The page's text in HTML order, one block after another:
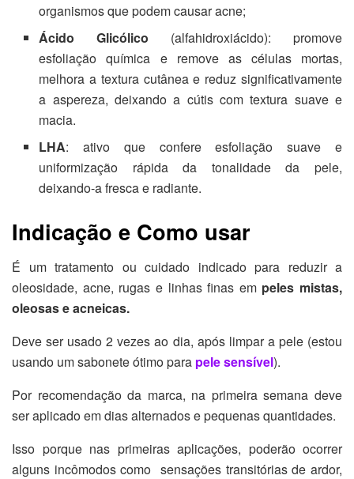
organismos que podem causar acne;
Ácido Glicólico (alfahidroxiácido): promove
esfoliação química e remove as células mortas,
melhora a textura cutânea e reduz significativamente
a aspereza, deixando a cútis com textura suave e
macia.
LHA: ativo que confere esfoliação suave e
uniformização rápida da tonalidade da pele,
deixando-a fresca e radiante.
Indicação e Como usar
É um tratamento ou cuidado indicado para reduzir a
oleosidade, acne, rugas e linhas finas empeles mistas,
oleosas e acneicas.
Deve ser usado 2 vezes ao dia, após limpar a pele (estou
usando um sabonete ótimo para pele sensível).
Por recomendação da marca, na primeira semana deve
ser aplicado em dias alternados e pequenas quantidades.
Isso porque nas primeiras aplicações, poderão ocorrer
alguns incômodos como sensações transitórias de ardor,